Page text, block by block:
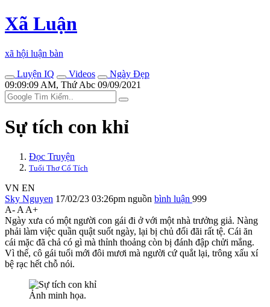
Xã Luận
xã hội luận bàn
Luyện IQ
Videos
Ngày Đẹp
09:09:09 AM, Thứ Abc 09/09/2021
Sự tích con khỉ
Đọc Truyện
Tuổi Thơ Cổ Tích
VN EN
Sky Nguyen 17/02/23 03:26pm nguồn bình luận 999
A- A A+
Ngày xưa có một người con gái đi ở với một nhà trưởng giả. Nàng
phải làm việc quần quật suốt ngày, lại bị chủ đối đãi rất tệ. Cái ăn
cái mặc đã chả có gì mà thỉnh thoảng còn bị đánh đập chửi mắng.
Vì thế, cô gái tuổi mới đôi mươi mà người cứ quắt lại, trông xấu xí
bệ rạc hết chỗ nói.
Ảnh minh họa.